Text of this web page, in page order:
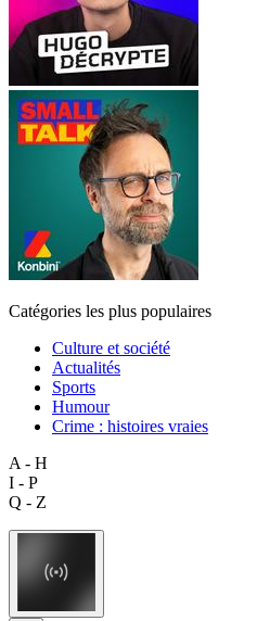
Catégories les plus populaires
Culture et société
Actualités
Sports
Humour
Crime : histoires vraies
A - H
I - P
Q - Z